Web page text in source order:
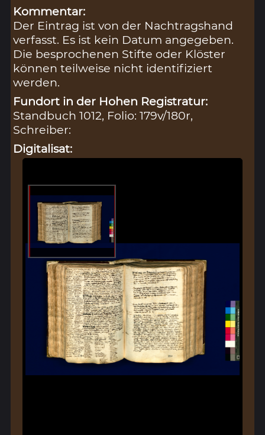
Kommentar:
Der Eintrag ist von der Nachtragshand
verfasst. Es ist kein Datum angegeben.
Die besprochenen Stifte oder Klöster
können teilweise nicht identifiziert
werden.
Fundort in der Hohen Registratur:
Standbuch 1012, Folio: 179v/180r,
Schreiber:
Digitalisat: